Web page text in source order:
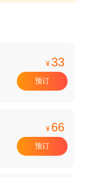
¥33
预订
¥ 66
预订